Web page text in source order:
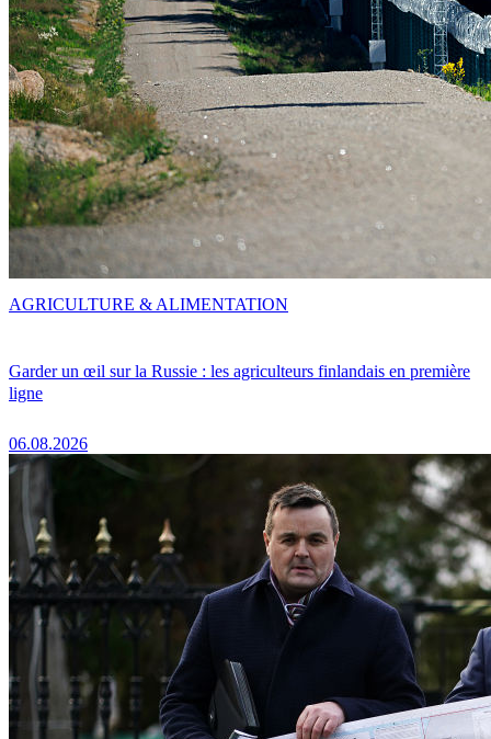
Garder un œil sur la Russie : les agriculteurs finlandais en première
ligne
06.08.2026
AGRICULTURE & ALIMENTATION